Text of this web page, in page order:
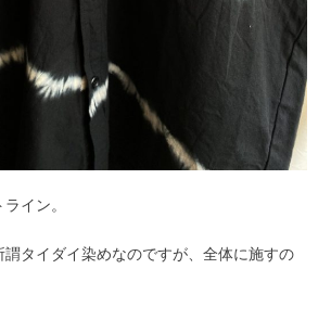
イン。
謂タイダイ染めなのですが、全体に施すの